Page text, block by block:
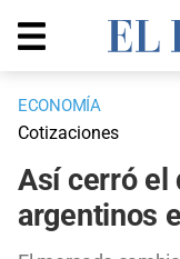
ECONOMÍA
Cotizaciones
Así cerró el
argentinos